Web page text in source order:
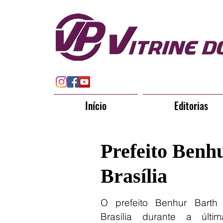
Prefeito
Brasília
O prefeito Benhur
Brasília durante a
Início Editorias